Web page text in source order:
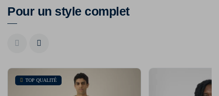
Pour un style complet
TOP QUALITÉ